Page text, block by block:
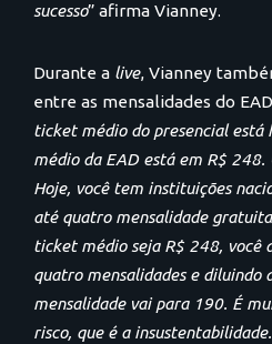
sucesso” afirma Vianney.
Durante a live, Vianney
entre as mensalidades do
ticket médio do presencial
médio da EAD está em R$ 248.
Hoje, você tem instituições
até quatro mensalidade
ticket médio seja R$ 248, você
quatro mensalidades e diluindo
mensalidade vai para 190. É
risco, que é a